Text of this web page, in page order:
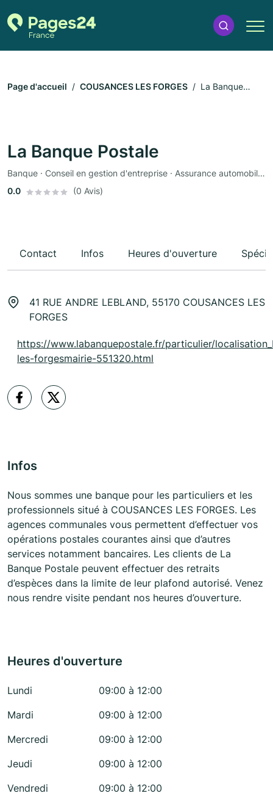
Page d'accueil COUSANCES LES FORGES
La Banque
La Banque Postale
Banque · Conseil en gestion d'entreprise · Assurance automobile · Assurance
0.0
(0 Avis)
Contact Infos Heures d'ouverture
41 RUE ANDRE LEBLAND, 55170 COUSANCES LES
FORGES
https://www.labanquepostale.fr/particulier/
les-forgesmairie-551320.html
Infos
Nous sommes une banque pour les particuliers et les
professionnels situé à COUSANCES LES FORGES. Les
agences communales vous permettent d’effectuer vos
opérations postales courantes ainsi que d’autres
services notamment bancaires. Les clients de La
Banque Postale peuvent effectuer des retraits
d’espèces dans la limite de leur plafond autorisé. Venez
nous rendre visite pendant nos heures d’ouverture.
Heures d'ouverture
Lundi
09:00 à 12:00
Mardi
09:00 à 12:00
Mercredi
09:00 à 12:00
Jeudi
09:00 à 12:00
Vendredi
09:00 à 12:00